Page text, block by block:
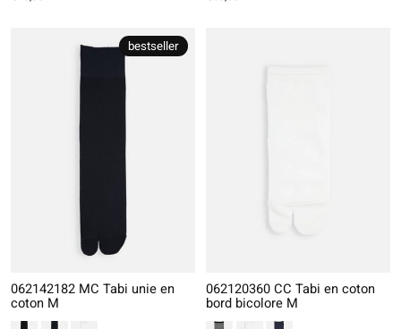
bestseller
062142182 MC Tabi unie en
coton M
062120360 CC Tabi en coton
bord bicolore M